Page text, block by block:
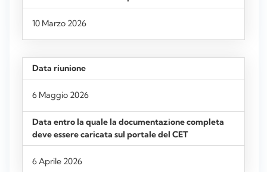
10 Marzo 2026
6 Maggio 2026
6 Aprile 2026